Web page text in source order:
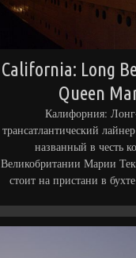
California: Long
Queen
Калифорния:
трансатлантический
названный в честь
Великобритании Марии
стоит на пристани в